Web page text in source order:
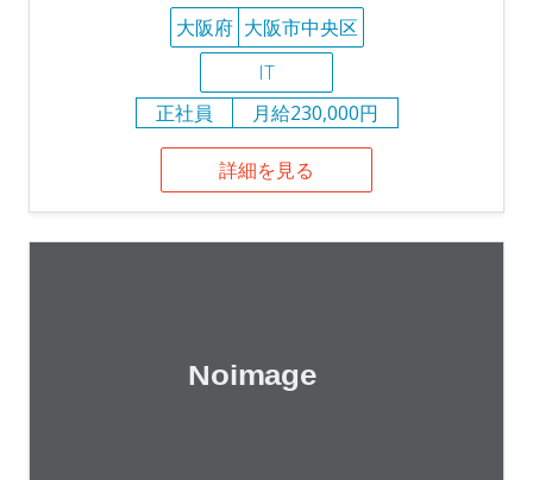
大阪府 大阪市中央区
IT
正社員
月給230,000円
詳細を見る